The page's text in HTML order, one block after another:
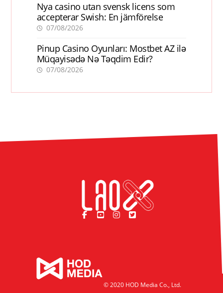
Nya casino utan svensk licens som
accepterar Swish: En jämförelse
07/08/2026
Pinup Casino Oyunları: Mostbet AZ ilə
Müqayisədə Nə Təqdim Edir?
07/08/2026
© 2020 HOD Media Co., Ltd.